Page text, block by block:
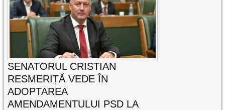
SENATORUL CRISTIAN
RESMERIȚĂ VEDE ÎN
ADOPTAREA
AMENDAMENTULUI PSD LA